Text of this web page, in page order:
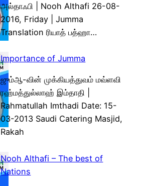
அல்தாஃபி | Nooh Althafi 26-08-
2016, Friday | Jumma
Translation ரியாத் பத்ஹா…
Importance of Jumma
ஜும்ஆ-வின் முக்கியத்துவம் மவ்ளவி
ரஹ்மத்துல்லாஹ் இம்தாதி |
Rahmatullah Imthadi Date: 15-
03-2013 Saudi Catering Masjid,
Rakah
Nooh Althafi – The best of
Nations